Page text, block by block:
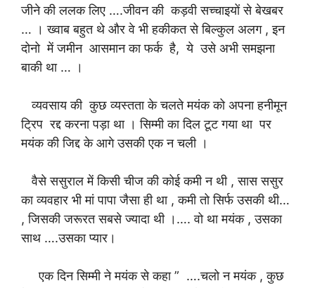
जीने की ललक लिए ….जीवन की कड़वी सच्चाइयों से बेखबर
… । ख्वाब बहुत थे और वे भी हकीकत से बिल्कुल अलग , इन
दोनो में जमीन आसमान का फर्क है, ये उसे अभी समझना
बाकी था … ।
व्यवसाय की कुछ व्यस्तता के चलते मयंक को अपना हनीमून
ट्रिप रद्द करना पड़ा था । सिम्मी का दिल टूट गया था पर
मयंक की जिद्द के आगे उसकी एक न चली ।
वैसे ससुराल में किसी चीज की कोई कमी न थी , सास ससुर
का व्यवहार भी मां पापा जैसा ही था , कमी तो सिर्फ उसकी थी…
, जिसकी जरूरत सबसे ज्यादा थी ।…. वो था मयंक , उसका
साथ ….उसका प्यार।
एक दिन सिम्मी ने मयंक से कहा ” ….चलो न मयंक , कुछ